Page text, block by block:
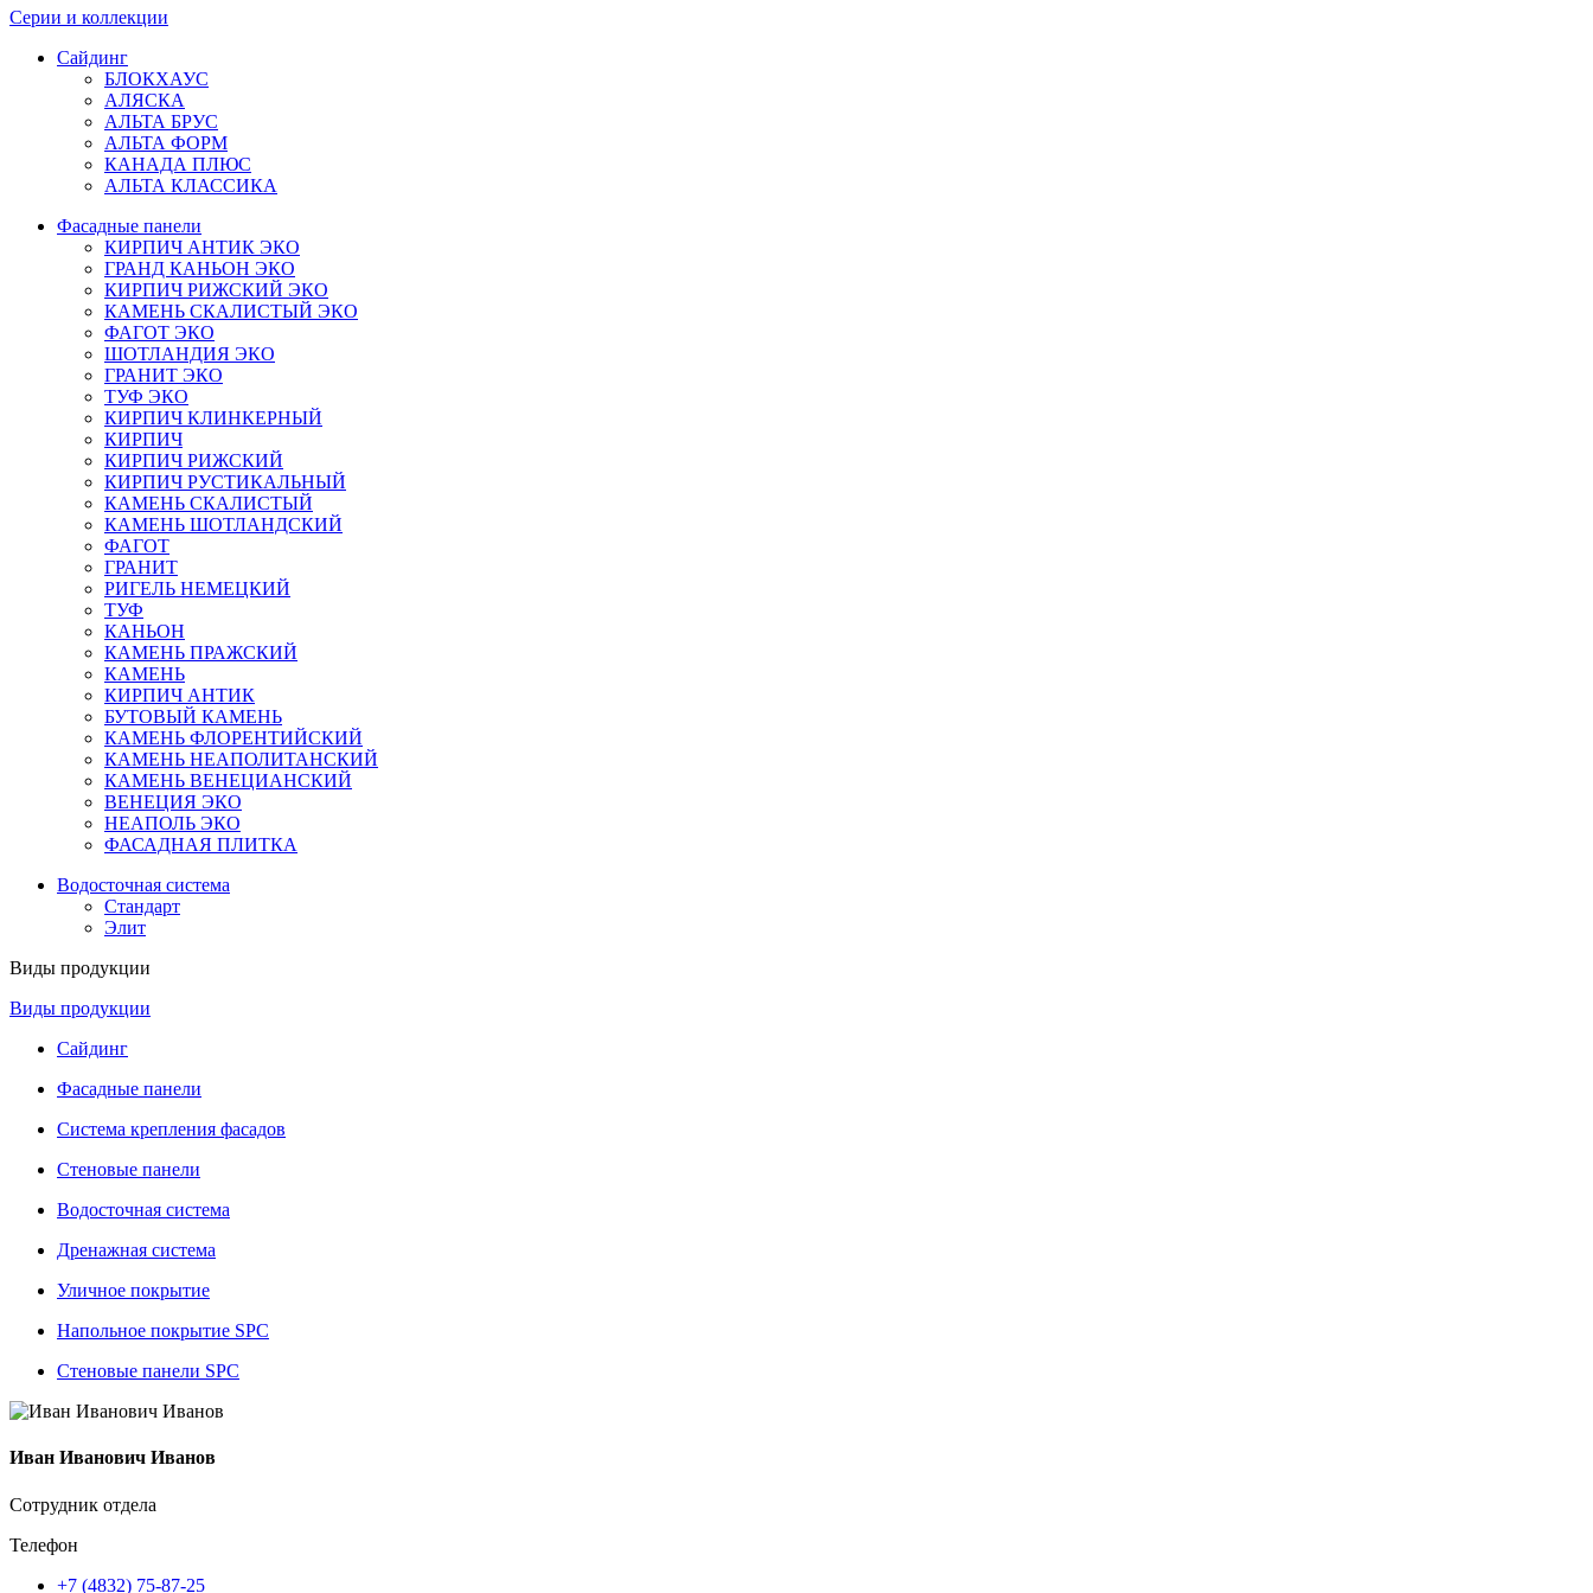
Серии и коллекции
Сайдинг
БЛОКХАУС
АЛЯСКА
АЛЬТА БРУС
АЛЬТА ФОРМ
КАНАДА ПЛЮС
АЛЬТА КЛАССИКА
Фасадные панели
КИРПИЧ АНТИК ЭКО
ГРАНД КАНЬОН ЭКО
КИРПИЧ РИЖСКИЙ ЭКО
КАМЕНЬ СКАЛИСТЫЙ ЭКО
ФАГОТ ЭКО
ШОТЛАНДИЯ ЭКО
ГРАНИТ ЭКО
ТУФ ЭКО
КИРПИЧ КЛИНКЕРНЫЙ
КИРПИЧ
КИРПИЧ РИЖСКИЙ
КИРПИЧ РУСТИКАЛЬНЫЙ
КАМЕНЬ СКАЛИСТЫЙ
КАМЕНЬ ШОТЛАНДСКИЙ
ФАГОТ
ГРАНИТ
РИГЕЛЬ НЕМЕЦКИЙ
ТУФ
КАНЬОН
КАМЕНЬ ПРАЖСКИЙ
КАМЕНЬ
КИРПИЧ АНТИК
БУТОВЫЙ КАМЕНЬ
КАМЕНЬ ФЛОРЕНТИЙСКИЙ
КАМЕНЬ НЕАПОЛИТАНСКИЙ
КАМЕНЬ ВЕНЕЦИАНСКИЙ
ВЕНЕЦИЯ ЭКО
НЕАПОЛЬ ЭКО
ФАСАДНАЯ ПЛИТКА
Водосточная система
Стандарт
Элит
Виды продукции
Виды продукции
Сайдинг
Фасадные панели
Система крепления фасадов
Стеновые панели
Водосточная система
Дренажная система
Уличное покрытие
Напольное покрытие SPC
Стеновые панели SPC
Иван Иванович Иванов
Сотрудник отдела
Телефон
+7 (4832) 75-87-25